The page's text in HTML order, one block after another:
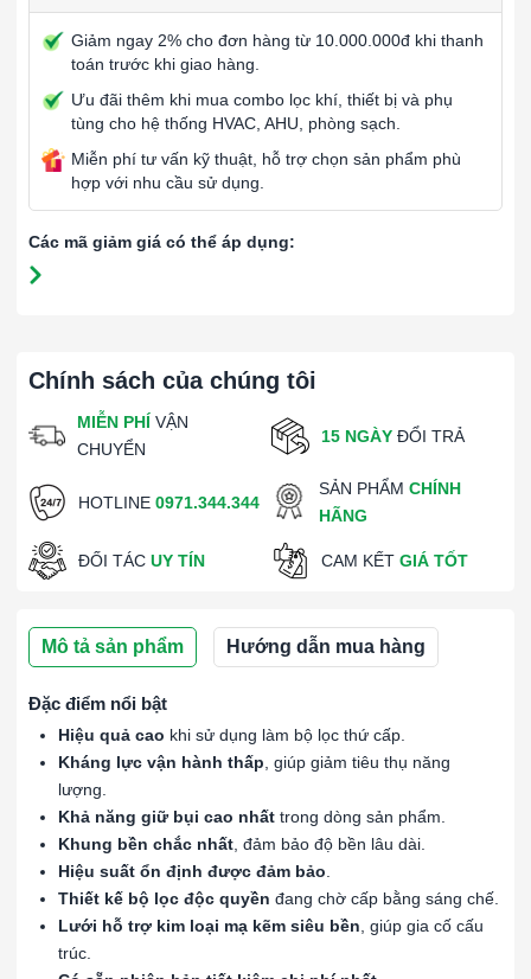
Chính sách của chúng tôi
MIỄN PHÍ VẬN
CHUYỂN
15 NGÀY ĐỔI TRẢ
HOTLINE 0971.344.344
SẢN PHẨMCHÍNH
HÃNG
ĐỐI TÁC UY TÍN CAM KẾT GIÁ TỐT
Mô tả sản phẩm Hướng dẫn mua hàng
Đặc điểm nổi bật
Hiệu quả cao khi sử dụng làm bộ lọc thứ cấp.
Kháng lực vận hành thấp , giúp giảm tiêu thụ năng
lượng.
Khả năng giữ bụi cao nhất trong dòng sản phẩm.
Khung bền chắc nhất , đảm bảo độ bền lâu dài.
Hiệu suất ổn định được đảm bảo
Thiết kế bộ lọc độc quyền đang chờ cấp bằng sáng chế.
Lưới hỗ trợ kim loại mạ kẽm siêu bền , giúp gia cố cấu
trúc.
Giảm ngay 2% cho đơn hàng từ 10.000.000đ khi thanh
toán trước khi giao hàng.
Ưu đãi thêm khi mua combo lọc khí, thiết bị và phụ
tùng cho hệ thống HVAC, AHU, phòng sạch.
Miễn phí tư vấn kỹ thuật, hỗ trợ chọn sản phẩm phù
hợp với nhu cầu sử dụng.
Các mã giảm giá có thể áp dụng: